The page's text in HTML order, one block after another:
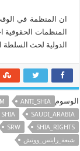
ان المنظمة في
المنظمات الحقوقية
الدولية لحث السلطة
الوسوم ANTI_SHIA
SAUDI_ARABIA
SHIA
SHIA_RIGHTS
SRW
شيعة_رايتس_ووتش